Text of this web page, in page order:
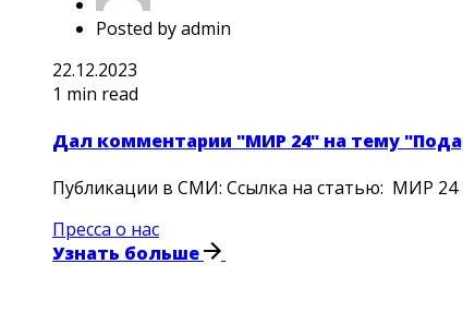
Posted byadmin
22.12.2023
1 min read
Дал комментарии "МИР 24" на тему
Публикации в СМИ: Ссылка на статью: МИР 24
Пресса о нас
Узнать больше